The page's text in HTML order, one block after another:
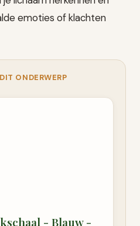
emoties of klachten
ONDERWERP
- Blauw -